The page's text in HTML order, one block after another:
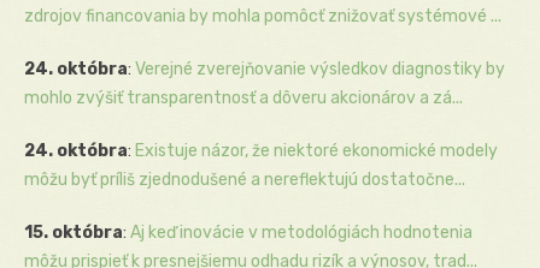
zdrojov financovania by mohla pomôcť znižovať systémové ...
24. októbra: Verejné zverejňovanie výsledkov diagnostiky by
mohlo zvýšiť transparentnosť a dôveru akcionárov a zá...
24. októbra: Existuje názor, že niektoré ekonomické modely
môžu byť príliš zjednodušené a nereflektujú dostatočne...
15. októbra: Aj keď inovácie v metodológiách hodnotenia
môžu prispieť k presnejšiemu odhadu rizík a výnosov, trad...